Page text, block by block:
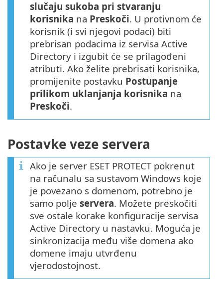
slučaju sukoba pri stvaranju
korisnika na Preskoči. U protivnom će
korisnik (i svi njegovi podaci) biti
prebrisan podacima iz servisa Active
Directory i izgubit će se prilagođeni
atributi. Ako želite prebrisati korisnika,
promijenite postavku Postupanje
prilikom uklanjanja korisnika na
Preskoči.
Postavke veze servera
Ako je server ESET PROTECT pokrenut
na računalu sa sustavom Windows koje
je povezano s domenom, potrebno je
samo polje servera. Možete preskočiti
sve ostale korake konfiguracije servisa
Active Directory u nastavku. Moguća je
sinkronizacija među više domena ako
domene imaju utvrđenu
vjerodostojnost.